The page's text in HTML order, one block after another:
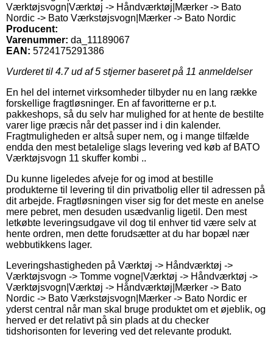
Værktøjsvogn|Værktøj -> Håndværktøj|Mærker -> Bato
Nordic -> Bato Værkstøjsvogn|Mærker -> Bato Nordic
Producent:
Varenummer: da_11189067
EAN: 5724175291386
Vurderet til 4.7ud af 5 stjerner baseret på 11 anmeldelser
En hel del internet virksomheder tilbyder nu en lang række
forskellige fragtløsninger. En af favoritterne er p.t.
pakkeshops, så du selv har mulighed for at hente de bestilte
varer lige præcis når det passer ind i din kalender.
Fragtmuligheden er altså super nem, og i mange tilfælde
endda den mest betalelige slags levering ved køb af BATO
Værktøjsvogn 11 skuffer kombi ..
Du kunne ligeledes afveje for og imod at bestille
produkterne til levering til din privatbolig eller til adressen på
dit arbejde. Fragtløsningen viser sig for det meste en anelse
mere pebret, men desuden usædvanlig ligetil. Den mest
letkøbte leveringsudgave vil dog til enhver tid være selv at
hente ordren, men dette forudsætter at du har bopæl nær
webbutikkens lager.
Leveringshastigheden på Værktøj -> Håndværktøj ->
Værktøjsvogn -> Tomme vogne|Værktøj -> Håndværktøj ->
Værktøjsvogn|Værktøj -> Håndværktøj|Mærker -> Bato
Nordic -> Bato Værkstøjsvogn|Mærker -> Bato Nordic er
yderst central når man skal bruge produktet om et øjeblik, og
herved er det relativt på sin plads at du checker
tidshorisonten for levering ved det relevante produkt.